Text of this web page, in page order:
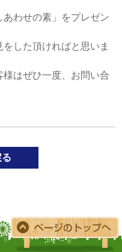
わせの素」をプレゼン
した頂ければと思いま
はぜひ一度、お問い合